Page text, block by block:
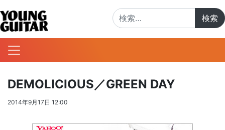
DEMOLICIOUS／GREEN DAY
2014年9月17日 12:00